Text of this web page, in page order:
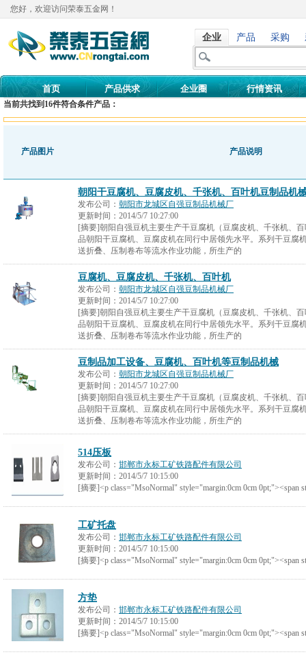
您好，欢迎访问荣泰五金网！
企业 产品 采购
首页 产品供求 企业圈 行情资讯
当前共找到 16件符合条件产品：
产品图片 产品说明
朝阳干豆腐机、豆腐皮机、千张机、百叶机豆制品机
发布公司： 朝阳市龙城区自强豆制品机械厂
更新时间： 2014/5/7 10:27:00
[摘要]朝阳自强豆机主要生产干豆腐机（豆腐皮机、千张机、
品朝阳干豆腐机、豆腐皮机在同行中居领先水平。系列干豆腐
送折叠、压制卷布等流水作业功能，所生产的
豆腐机、豆腐皮机、千张机、百叶机
发布公司： 朝阳市龙城区自强豆制品机械厂
更新时间： 2014/5/7 10:27:00
[摘要]朝阳自强豆机主要生产干豆腐机（豆腐皮机、千张机、
品朝阳干豆腐机、豆腐皮机在同行中居领先水平。系列干豆腐
送折叠、压制卷布等流水作业功能，所生产的
豆制品加工设备、豆腐机、百叶机等豆制品机械
发布公司： 朝阳市龙城区自强豆制品机械厂
更新时间： 2014/5/7 10:27:00
[摘要]朝阳自强豆机主要生产干豆腐机（豆腐皮机、千张机、
品朝阳干豆腐机、豆腐皮机在同行中居领先水平。系列干豆腐
送折叠、压制卷布等流水作业功能，所生产的
514压板
发布公司： 邯郸市永标工矿铁路配件有限公司
更新时间： 2014/5/7 10:15:00
[摘要]<p class="MsoNormal" style="margin:0cm 0cm 0pt;"><span
工矿托盘
发布公司： 邯郸市永标工矿铁路配件有限公司
更新时间： 2014/5/7 10:15:00
[摘要]<p class="MsoNormal" style="margin:0cm 0cm 0pt;"><span
方垫
发布公司： 邯郸市永标工矿铁路配件有限公司
更新时间： 2014/5/7 10:15:00
[摘要]<p class="MsoNormal" style="margin:0cm 0cm 0pt;"><span